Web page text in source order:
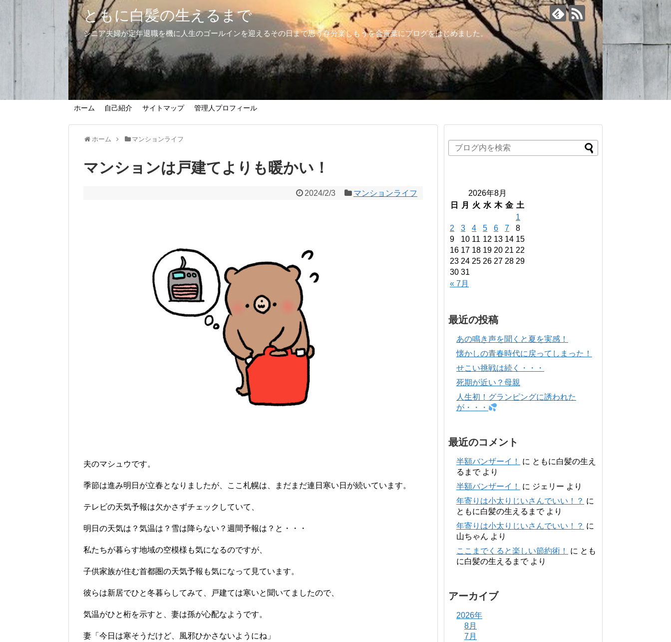
ともに白髪の生えるまで
シニア夫婦が定年退職を機に人生のゴールインを迎えるその日まで思う存分楽しもうを合言葉にブログをはじめました。
ホーム 自己紹介 サイトマップ 管理人プロフィール
ホーム マンションライフ
マンションは戸建てよりも暖かい！
2024/2/3 マンションライフ
夫のマシュウです。
季節は進み明日が立春となりましたが、ここ札幌は、まだまだ連日寒い日が続いています。
テレビの天気予報は欠かさずチェックしていて、
明日の天気は？気温は？雪は降らない？週間予報は？と・・・
私たちが暮らす地域の空模様も気になるのですが、
子供家族が住む首都圏の天気予報も気になって見ています。
彼らは新居でひと冬暮らしてみて、戸建ては寒いと聞いてましたので、
気温がひと桁を示すと、妻は孫が心配なようです。
妻「今日は寒そうだけど、風邪ひかさないようにね」
2026年8月
日
月 火 水 木 金 土
« 7月
1
2
3 4 5 6 7
8
9
10 11 12 13 14 15
16 17 18 19 20 21 22
23 24 25 26 27 28 29
30 31
最近の投稿
あの鳴き声を聞くと夏を実感！
懐かしの青春時代に戻ってしまった！
せこい挑戦は続く・・・
死期が近い？母親
人生初！グランピングに誘われた
が・・・
最近のコメント
半額バンザーイ！ に ともに白髪の生え
るまでより
半額バンザーイ！
に ジェリー より
年寄りは小太りじいさんでいい！？ に
ともに白髪の生えるまでより
年寄りは小太りじいさんでいい！？ に
山ちゃん より
ここまでくると楽しい節約術！
に とも
に白髪の生えるまでより
アーカイブ
2026年
8月
7月